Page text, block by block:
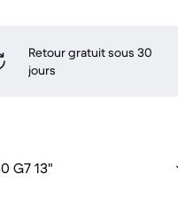
Retour gratuit sous 30
jours
G7 13"